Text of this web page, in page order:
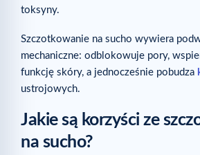
toksyny.
Szczotkowanie na sucho wywiera
mechaniczne: odblokowuje pory,
funkcję skóry, a jednocześnie pobudza
ustrojowych.
Jakie są korzyści ze
na sucho?